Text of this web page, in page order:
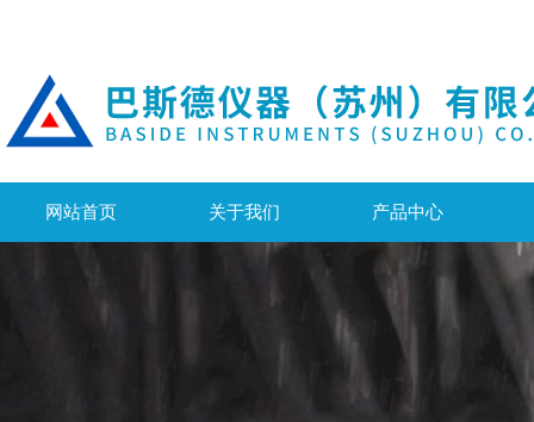
网站首页 关于我们 产品中心